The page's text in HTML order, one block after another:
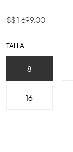
$ 1,699.00
TALLA
8
16